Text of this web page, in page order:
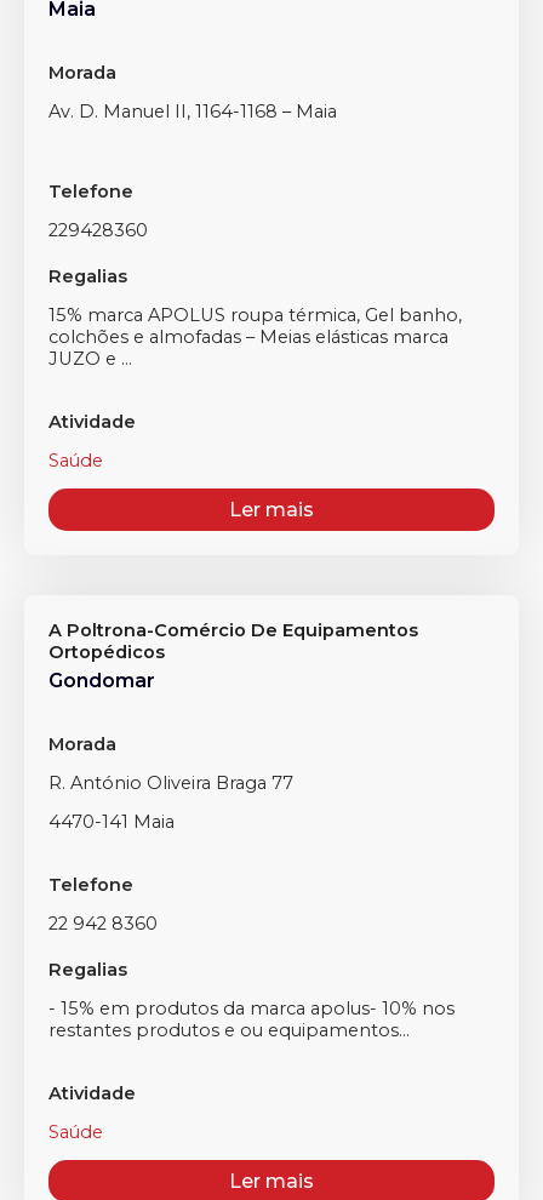
Maia
Morada
Av. D. Manuel II, 1164-1168 – Maia
Telefone
229428360
Regalias
15% marca APOLUS roupa térmica, Gel banho,
colchões e almofadas – Meias elásticas marca
JUZO e ...
Atividade
Saúde
Ler mais
A Poltrona-Comércio De Equipamentos
Ortopédicos
Gondomar
Morada
R. António Oliveira Braga 77
4470-141 Maia
Telefone
22 942 8360
Regalias
- 15% em produtos da marca apolus- 10% nos
restantes produtos e ou equipamentos...
Atividade
Saúde
Ler mais